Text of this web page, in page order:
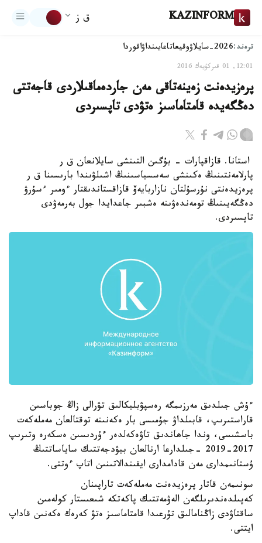
KAZINFORM ق ز
ترەند:2026-سايلاۋ وقيعاتاعايىنداۋاقوردا
12:01, 01 قىركۇيەك 2016
پرەزيدەنت زەينەتاقى مەن جاردەماقىلاردى قاجەتتى
دەڭگەيدە قامتاماسىز ەتۋدى تاپسىردى
استانا. قازاقپارات - بۇگىن التىنشى سايلانعان ق ر
پارلامەنتىنىڭ ەكىنشى سەسسياسىنىڭ اشىلۋىندا بارىسىنا ق ر
پرەزيدەنتى نۇرسۇلتان نازاربايەۆ قازاقستاندىقتار ءومىر ءسۇرۋ
دەڭگەيىنىڭ تومەندەۋىنە ەشبىر جاعدايدا جول بەرمەۋدى
تاپسىردى.
ءۇش جىلدىق مەرزىمگە رەسپۋبليكالىق تۋرالى زاڭ جوباسىن
قاراستىرىپ، قابىلداۋ جۇمىسى بار ەكەنىنە توقتالعان مەملەكەت
باسشىسى، وندا جاھاندىق تاۋەكەلدەر ءۇردىسىن ەسكەرە وتىرىپ
2017-2019 -جىلدارعا ارنالعان بيۋدجەتتىك ساياساتتىڭ
ۇستانىمدارى مەن قادامدارى ايقىندالاتىنىن اتاپ ءوتتى.
سونىمەن قاتار پرەزيدەنت مەملەكەت تاراپىنان
كەپىلدەندىرىلگەن الەۋمەتتىك پاكەتكە شىعىستار كولەمىن
ساقتاۋدى زاڭنامالىق تۇرعىدا قامتاماسىز ەتۋ كەرەك ەكەنىن قاداپ
ايتتى.